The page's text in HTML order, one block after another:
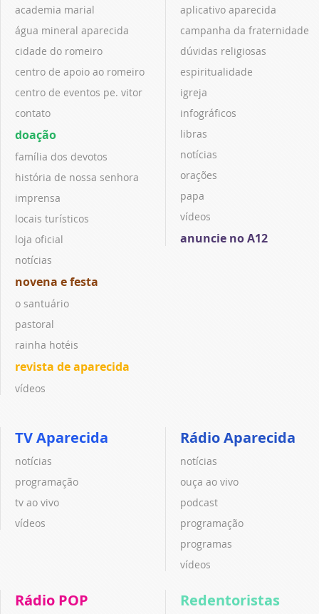
academia marial
água mineral aparecida
cidade do romeiro
centro de apoio ao romeiro
centro de eventos pe. vitor
contato
doação
família dos devotos
história de nossa senhora
imprensa
locais turísticos
loja oficial
notícias
novena e festa
o santuário
pastoral
rainha hotéis
revista de aparecida
vídeos
aplicativo aparecida
campanha da fraternidade
dúvidas religiosas
espiritualidade
igreja
infográficos
libras
notícias
orações
papa
vídeos
anuncie no A12
TV Aparecida
notícias
programação
tv ao vivo
vídeos
Rádio Aparecida
notícias
ouça ao vivo
podcast
programação
programas
vídeos
Rádio POP Redentoristas